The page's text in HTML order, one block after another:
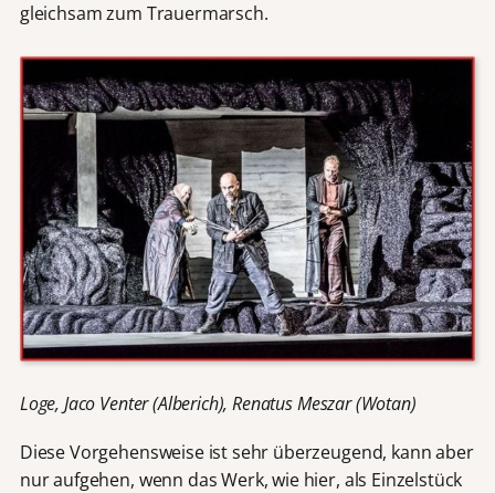
gleichsam zum Trauermarsch.
Loge, Jaco Venter (Alberich), Renatus Meszar (Wotan)
Diese Vorgehensweise ist sehr überzeugend, kann aber
nur aufgehen, wenn das Werk, wie hier, als Einzelstück